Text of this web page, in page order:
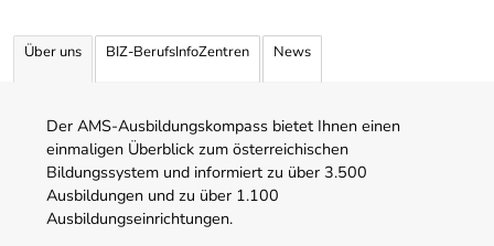
Über uns BIZ-BerufsInfoZentren News
Der AMS-Ausbildungskompass bietet Ihnen einen
einmaligen Überblick zum österreichischen
Bildungssystem und informiert zu über 3.500
Ausbildungen und zu über 1.100
Ausbildungseinrichtungen.